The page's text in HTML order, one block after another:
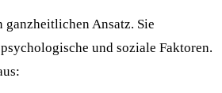
Ansatz. Sie
und soziale Faktoren.